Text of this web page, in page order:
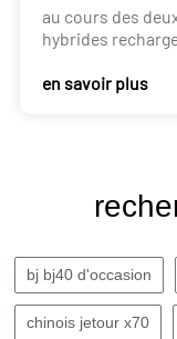
au cours des
hybrides
transition, ont
en savoir plus
bj bj40 d'occasion
chinois jetour x70